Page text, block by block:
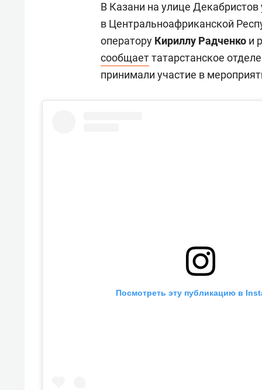
В Казани на улице
в Центральноафриканской
оператору Кириллу Радченко и
сообщаеттатарстанское
принимали участие в
Посмотреть эту публикацию в
Рекомендуем
Как ГК «МИР ГРУПП» и ВТБ
создают оазис жилого
комфорта под Казанью
150
ID